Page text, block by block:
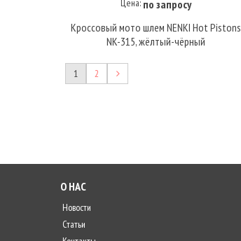
Купить под заказ
Цена: по запросу
Кроссовый мото шлем NENKI Hot Pistons
NK-315, жёлтый-чёрный
1 2
О НАС
Новости
Статьи